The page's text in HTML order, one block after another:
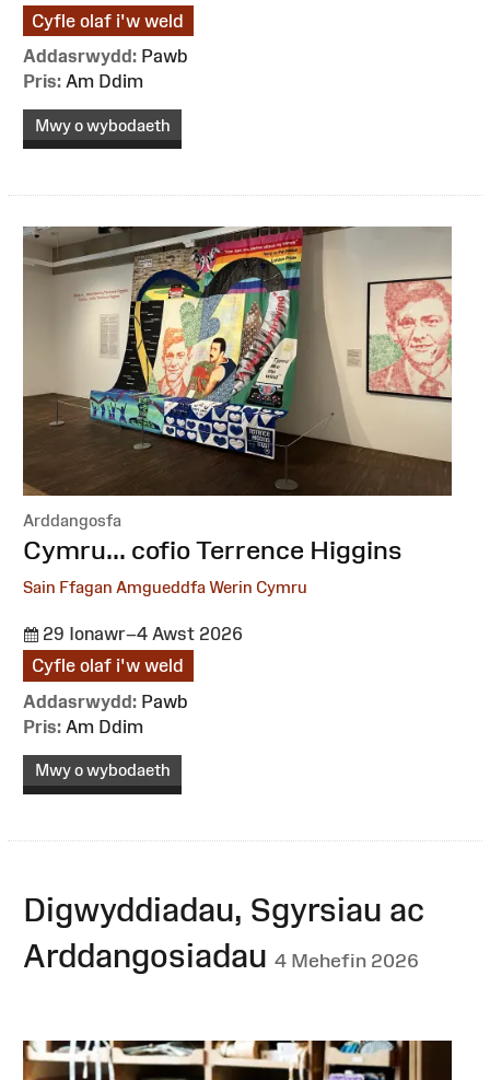
Cyfle olaf i'w weld
Addasrwydd: Pawb
Pris: Am Ddim
Mwy o wybodaeth
Arddangosfa
:Cymru... cofio Terrence Higgins
Sain Ffagan Amgueddfa Werin Cymru
29 Ionawr–4 Awst 2026
Cyfle olaf i'w weld
Addasrwydd: Pawb
Pris: Am Ddim
Mwy o wybodaeth
Digwyddiadau, Sgyrsiau ac
Arddangosiadau 4 Mehefin 2026